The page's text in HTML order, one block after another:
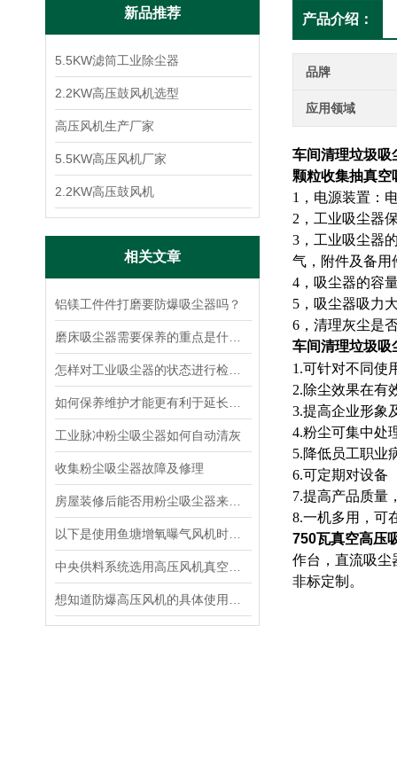
新品推荐
5.5KW滤筒工业除尘器
2.2KW高压鼓风机选型
高压风机生产厂家
5.5KW高压风机厂家
2.2KW高压鼓风机
相关文章
铝镁工件件打磨要防爆吸尘器吗？
工业脉冲粉尘吸尘器如何自动清灰
收集粉尘吸尘器故障及修理
产品介绍：
品牌
应用领域
车间清理垃圾吸
颗粒收集抽真空
1，电源装置：
2，工业吸尘器
3，工业吸尘器
气，附件及备用
4，吸尘器的容
5，吸尘器吸力
6，清理灰尘是
车间清理垃圾吸
1.可针对不同使
2.除尘效果在有
3.提高企业形象
4.粉尘可集中处
5.降低员工职业
6.可定期对设备
7.提高产品质量
8.一机多用，可
750瓦真空高压
作台，直流吸尘
非标定制。